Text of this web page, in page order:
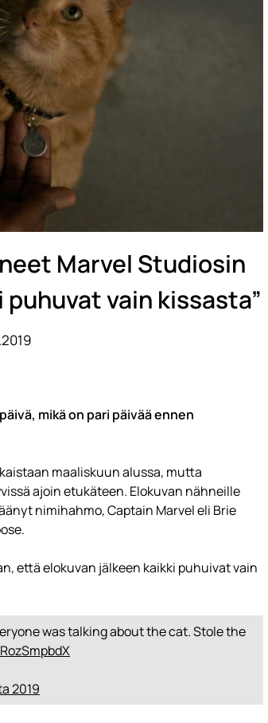
Marvel Studiosin
vain kissasta”
mikä on pari päivää ennen
maaliskuun alussa, mutta
ajoin etukäteen. Elokuvan nähneille
nimihahmo, Captain Marvel eli Brie
että elokuvan jälkeen kaikki puhuivat vain
was talking about the cat. Stole the
2019